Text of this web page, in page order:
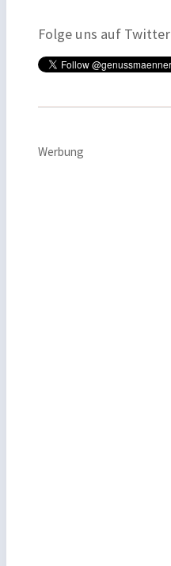
Folge uns auf Twitter
Werbung